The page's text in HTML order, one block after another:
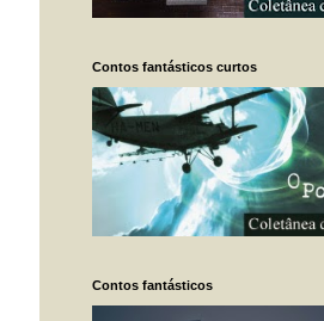
Contos fantásticos curtos
Contos fantásticos